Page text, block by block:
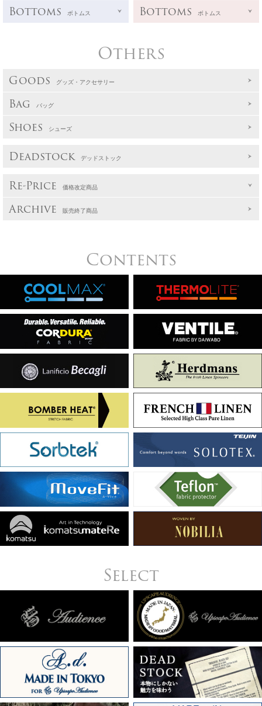
Bottoms ボトムス Bottoms ボトムス
Others
Goods グッズ・アクセサリー
Bag バッグ
Shoes シューズ
Deadstock デッドストック
Re-Price 価格改定商品
Archive 販売終了商品
Contents
Select